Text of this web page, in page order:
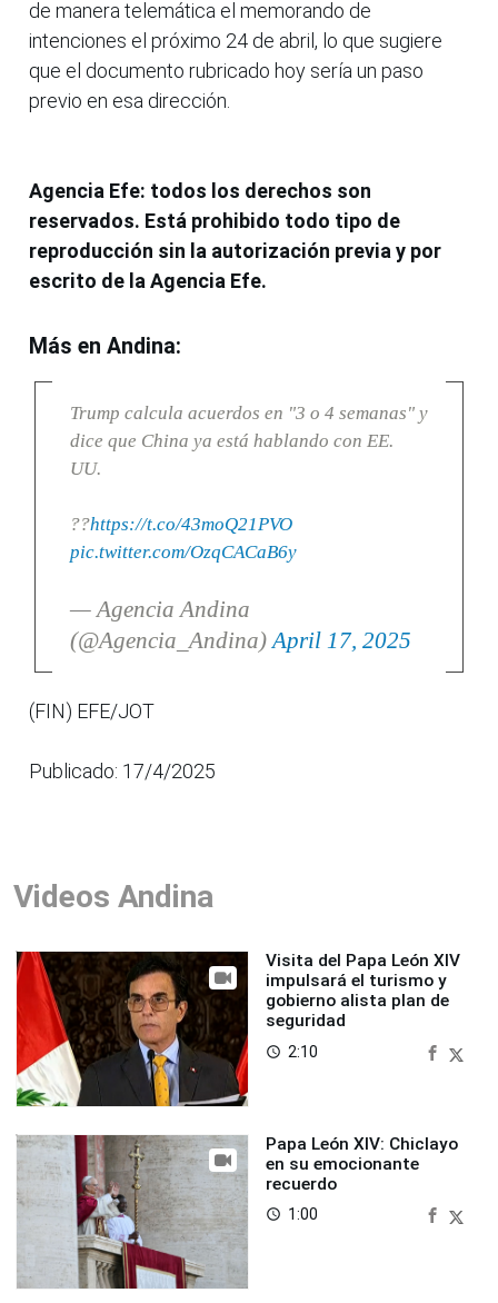
de manera telemática el memorando de
intenciones el próximo 24 de abril, lo que sugiere
que el documento rubricado hoy sería un paso
previo en esa dirección.
Agencia Efe: todos los derechos son
reservados. Está prohibido todo tipo de
reproducción sin la autorización previa y por
escrito de la Agencia Efe.
Más en Andina:
Trump calcula acuerdos en "3 o 4 semanas" y
dice que China ya está hablando con EE.
UU.
??https://t.co/43moQ21PVO
pic.twitter.com/OzqCACaB6y
— Agencia Andina
(@Agencia_Andina) April 17, 2025
(FIN) EFE/JOT
Publicado: 17/4/2025
Videos Andina
Visita del Papa León XIV
impulsará el turismo y
gobierno alista plan de
seguridad
access_time 2:10
Papa León XIV: Chiclayo
en su emocionante
recuerdo
access_time 1:00